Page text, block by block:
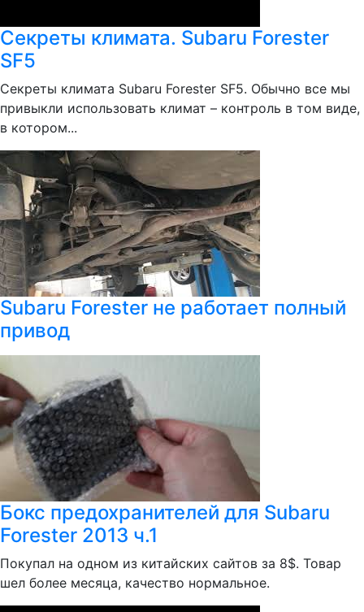
Секреты климата. Subaru Forester
SF5
Секреты климата Subaru Forester SF5. Обычно все мы
привыкли использовать климат – контроль в том виде,
в котором...
Subaru Forester не работает полный
привод
Бокс предохранителей для Subaru
Forester 2013 ч.1
Покупал на одном из китайских сайтов за 8$. Товар
шел более месяца, качество нормальное.